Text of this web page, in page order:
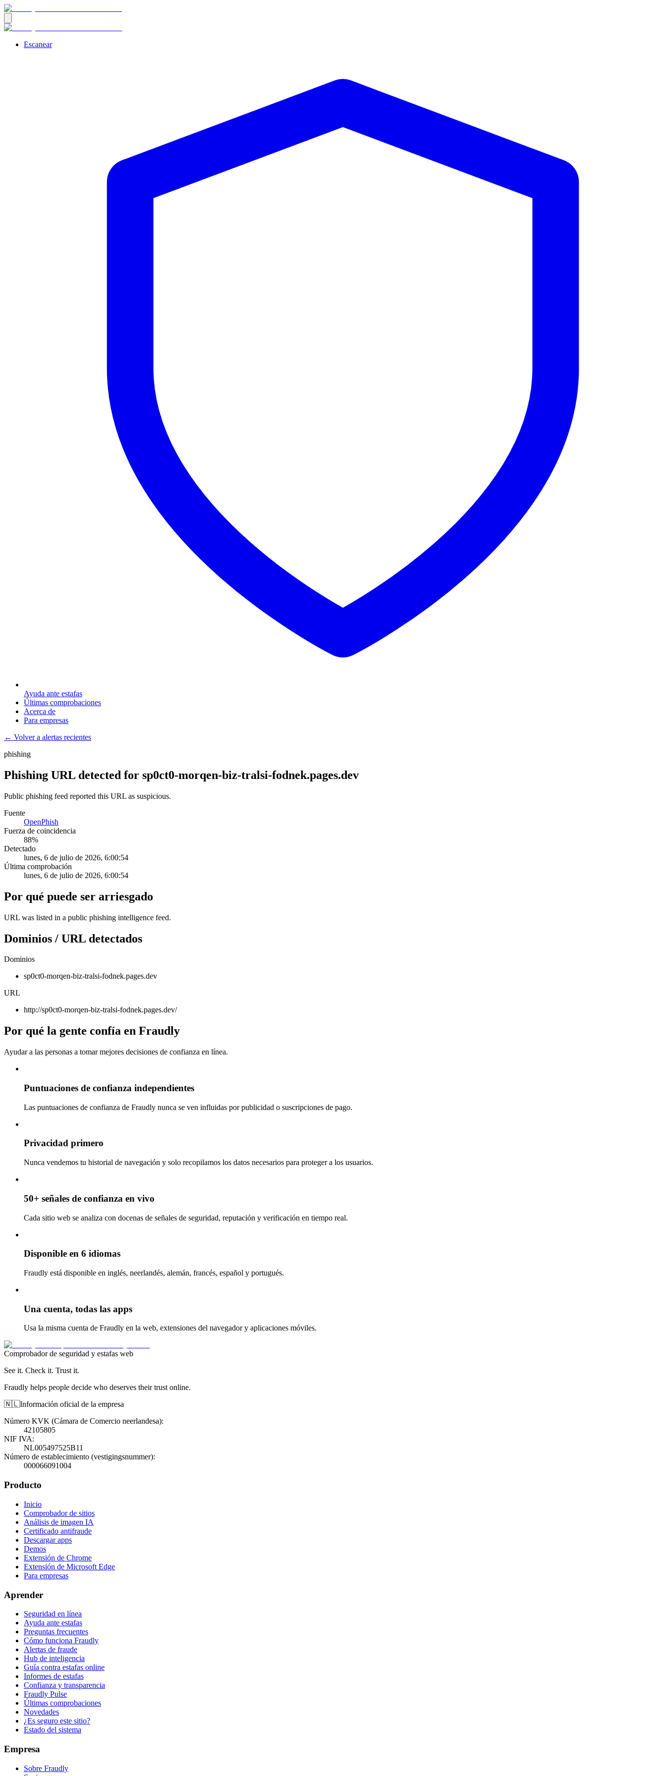
Escanear
Ayuda ante estafas
Últimas comprobaciones
Acerca de
Para empresas
← Volver a alertas recientes
phishing
Phishing URL detected for sp0ct0-morqen-biz-tralsi-fodnek.pages.dev
Public phishing feed reported this URL as suspicious.
Fuente
OpenPhish
Fuerza de coincidencia
88%
Detectado
lunes, 6 de julio de 2026, 6:00:54
Última comprobación
lunes, 6 de julio de 2026, 6:00:54
Por qué puede ser arriesgado
URL was listed in a public phishing intelligence feed.
Dominios / URL detectados
Dominios
sp0ct0-morqen-biz-tralsi-fodnek.pages.dev
URL
http://sp0ct0-morqen-biz-tralsi-fodnek.pages.dev/
Por qué la gente confía en Fraudly
Ayudar a las personas a tomar mejores decisiones de confianza en línea.
Puntuaciones de confianza independientes
Las puntuaciones de confianza de Fraudly nunca se ven influidas por publicidad o suscripciones de pago.
Privacidad primero
Nunca vendemos tu historial de navegación y solo recopilamos los datos necesarios para proteger a los usuarios.
50+ señales de confianza en vivo
Cada sitio web se analiza con docenas de señales de seguridad, reputación y verificación en tiempo real.
Disponible en 6 idiomas
Fraudly está disponible en inglés, neerlandés, alemán, francés, español y portugués.
Una cuenta, todas las apps
Usa la misma cuenta de Fraudly en la web, extensiones del navegador y aplicaciones móviles.
Comprobador de seguridad y estafas web
See it. Check it. Trust it.
Fraudly helps people decide who deserves their trust online.
🇳🇱Información oficial de la empresa
Número KVK (Cámara de Comercio neerlandesa):
42105805
NIF IVA:
NL005497525B11
Número de establecimiento (vestigingsnummer):
000066091004
Producto
Inicio
Comprobador de sitios
Análisis de imagen IA
Certificado antifraude
Descargar apps
Demos
Extensión de Chrome
Extensión de Microsoft Edge
Para empresas
Aprender
Seguridad en línea
Ayuda ante estafas
Preguntas frecuentes
Cómo funciona Fraudly
Alertas de fraude
Hub de inteligencia
Guía contra estafas online
Informes de estafas
Confianza y transparencia
Fraudly Pulse
Últimas comprobaciones
Novedades
¿Es seguro este sitio?
Estado del sistema
Empresa
Sobre Fraudly